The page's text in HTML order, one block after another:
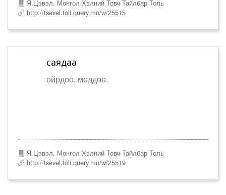
Я.Цэвэл. Монгол Хэлний Товч Тайлбар Толь
http://tsevel.toli.query.mn/w/25515
саядаа
ойрдоо, мөддөө.
Я.Цэвэл. Монгол Хэлний Товч Тайлбар Толь
http://tsevel.toli.query.mn/w/25519